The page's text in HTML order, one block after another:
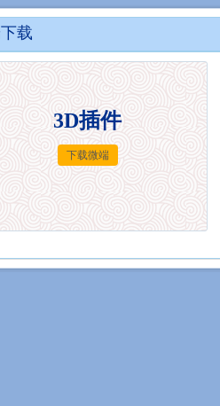
载
3D插件
下载微端